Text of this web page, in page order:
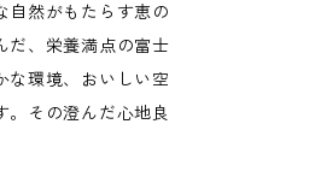
然がもたらす恵の
だ、栄養満点の富士
な環境、おいしい空
。その澄んだ心地良